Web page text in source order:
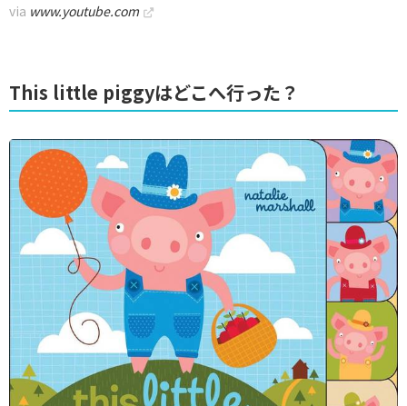
via www.youtube.com
This little piggyはどこへ行った？